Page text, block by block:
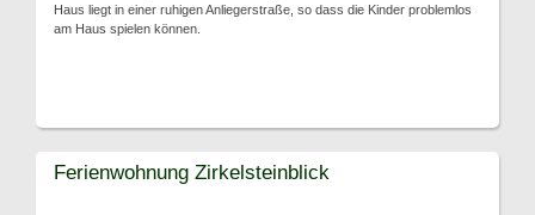
Haus liegt in einer ruhigen Anliegerstraße, so dass die Kinder problemlos
am Haus spielen können.
Ferienwohnung Zirkelsteinblick